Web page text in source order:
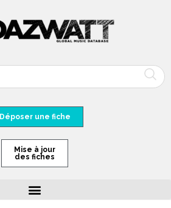
Déposer une fiche
Mise à jour
des fiches